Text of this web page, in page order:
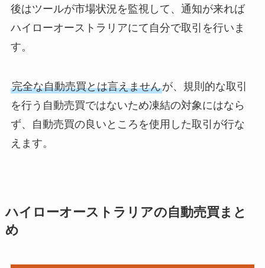
後はツールが市場状況を監視して、通知が来れば
ハイローオーストラリアにて自分で取引を行いま
す。
完全な自動売買とは言えませんが、規則的な取引
を行う自動売買ではないため凍結の対象にはなら
ず、自動売買の良いところを使用した取引が行な
えます。
ハイローオーストラリアの自動売買まと
め